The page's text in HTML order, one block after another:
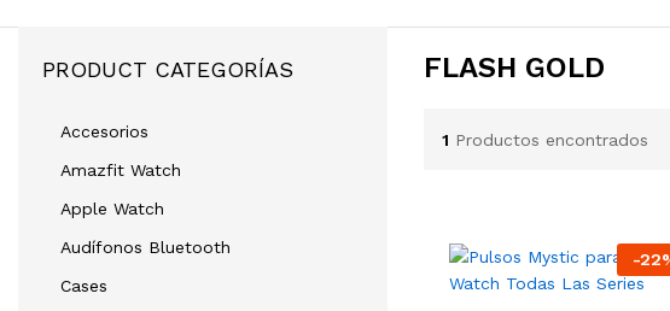
FLASH GOLD
1 Productos encontrados
-22
PRODUCT CATEGORÍAS
Accesorios
Amazfit Watch
Apple Watch
Audífonos Bluetooth
Cases